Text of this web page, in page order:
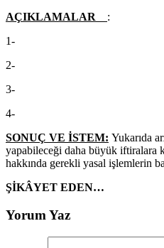
AÇIKLAMALAR :
1-
2-
3-
4-
SONUÇ VE İSTEM: Yukarıda
yapabileceği daha büyük iftiralara
hakkında gerekli yasal işlemlerin
ŞİKÂYET EDEN…
Yorum Yaz